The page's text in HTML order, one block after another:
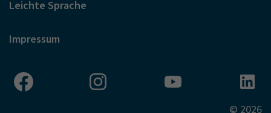
Leichte Sprache
Impressum
© 2026